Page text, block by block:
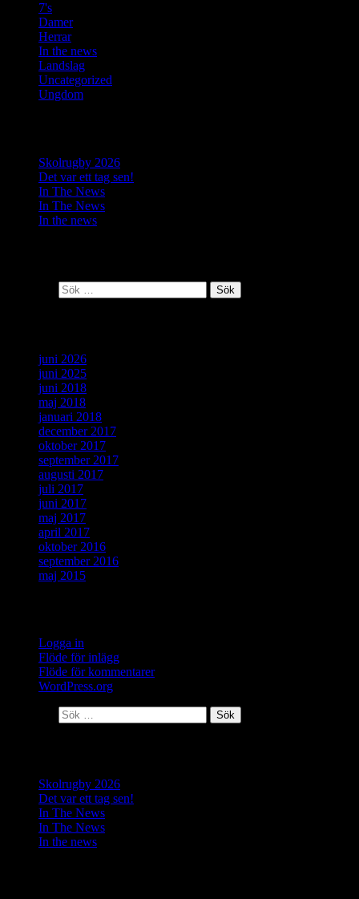
7's
Damer(9)
Herrar(10)
In the news
Landslag
Uncategorized
Ungdom
Skolrugby 2026
Det var ett tag sen!
In The News
In The News
In the news
juni 2026
juni 2025
juni 2018
maj 2018
januari 2018
december 2017
oktober 2017
september 2017
augusti 2017
juli 2017
juni 2017
maj 2017
april 2017
oktober 2016
september 2016
maj 2015
Logga in
Flöde för inlägg
Flöde för kommentarer
WordPress.org
Skolrugby 2026
Det var ett tag sen!
In The News
In The News
In the news